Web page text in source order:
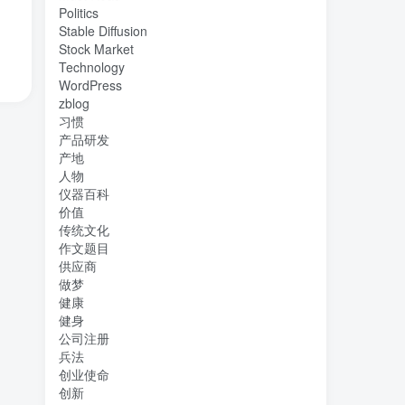
Politics
Stable Diffusion
Stock Market
Technology
WordPress
zblog
习惯
产品研发
产地
人物
仪器百科
价值
传统文化
作文题目
供应商
做梦
健康
健身
公司注册
兵法
创业使命
创新